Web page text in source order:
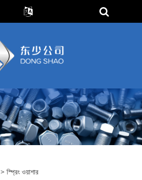
> স্প্রিং ওয়াশার